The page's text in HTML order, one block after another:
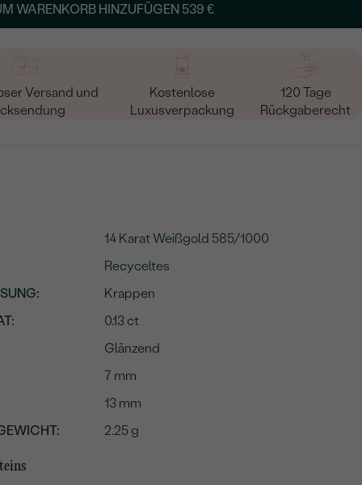
WARENKORB HINZUFÜGEN 539 €
Versand und
Kostenlose
Luxusverpackung
120 Tage
Rückgaberecht
14 Karat Weißgold 585/1000
Recyceltes
:
Krappen
0.13 ct
Glänzend
7 mm
13 mm
2.25 g